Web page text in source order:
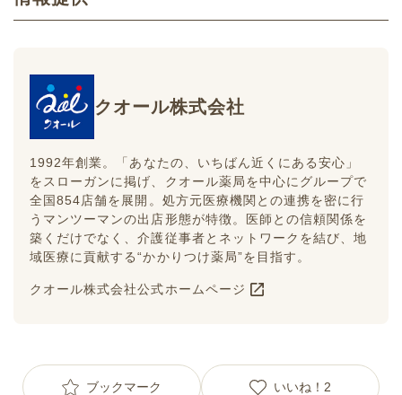
クオール株式会社
1992年創業。「あなたの、いちばん近くにある安心」
をスローガンに掲げ、クオール薬局を中心にグループで
全国854店舗を展開。処方元医療機関との連携を密に行
うマンツーマンの出店形態が特徴。医師との信頼関係を
築くだけでなく、介護従事者とネットワークを結び、地
域医療に貢献する“かかりつけ薬局”を目指す。
クオール株式会社公式ホームページ
ブックマーク いいね！ 2